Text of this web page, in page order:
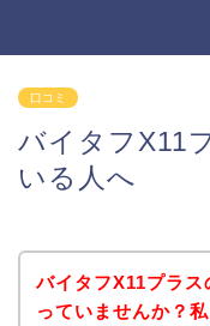
口コミ
バイタフX11
いる人へ
バイタフX11プラス
っていませんか？